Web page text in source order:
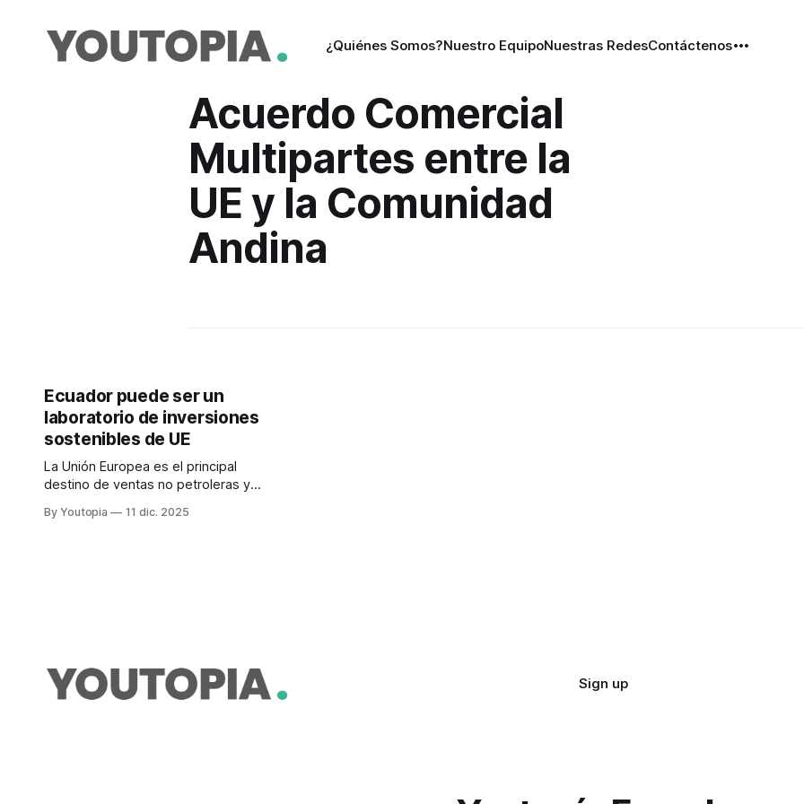
¿Quiénes Somos?Nuestro EquipoNuestras RedesContáctenos
Acuerdo Comercial
Multipartes entre la
UE y la Comunidad
Andina
Ecuador puede ser un
laboratorio de inversiones
sostenibles de UE
La Unión Europea es el principal
destino de ventas no petroleras y
inversor más importante. Varias
By Youtopia 11 dic. 2025
Sign up